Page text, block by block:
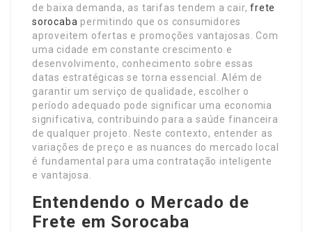
de baixa demanda, as tarifas tendem a cair,frete
sorocaba permitindo que os consumidores
aproveitem ofertas e promoções vantajosas. Com
uma cidade em constante crescimento e
desenvolvimento, conhecimento sobre essas
datas estratégicas se torna essencial. Além de
garantir um serviço de qualidade, escolher o
período adequado pode significar uma economia
significativa, contribuindo para a saúde financeira
de qualquer projeto. Neste contexto, entender as
variações de preço e as nuances do mercado local
é fundamental para uma contratação inteligente
e vantajosa.
Entendendo o Mercado de
Frete em Sorocaba